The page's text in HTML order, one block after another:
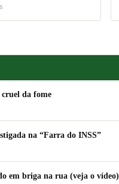
da fome
na “Farra do INSS”
em briga na rua (veja o vídeo)